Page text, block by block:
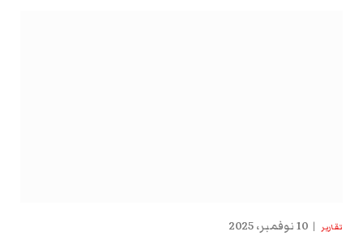
تقارير 10 نوفمبر، 2025